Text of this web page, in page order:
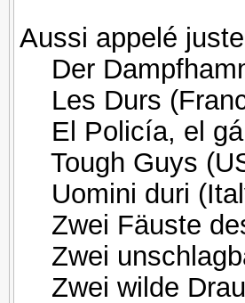
Aussi appelé
Der
Les Durs
El Policía, el
Tough Guys
Uomini duri
Zwei Fäuste
Zwei
Zwei wilde